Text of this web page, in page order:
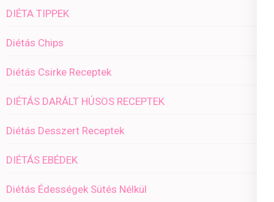
DIÉTA TIPPEK
Diétás Chips
Diétás Csirke Receptek
DIÉTÁS DARÁLT HÚSOS RECEPTEK
Diétás Desszert Receptek
DIÉTÁS EBÉDEK
Diétás Édességek Sütés Nélkül